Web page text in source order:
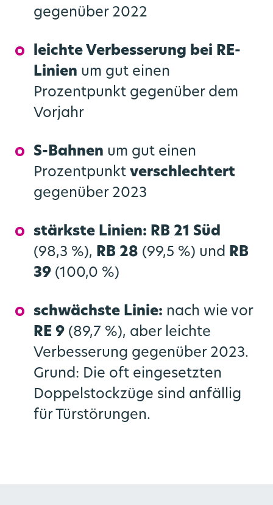
gegenüber 2022
leichte Verbesserung bei RE-
Linien um gut einen
Prozentpunkt gegenüber dem
Vorjahr
S-Bahnen um gut einen
Prozentpunkt verschlechtert
gegenüber 2023
stärkste Linien: RB 21 Süd
(98,3 %), RB 28 (99,5 %) und RB
39(100,0 %)
schwächste Linie: nach wie vor
RE 9(89,7 %), aber leichte
Verbesserung gegenüber 2023.
Grund: Die oft eingesetzten
Doppelstockzüge sind anfällig
für Türstörungen.